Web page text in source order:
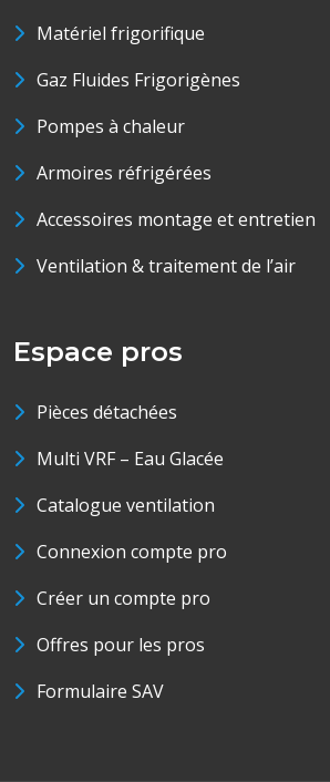
Matériel frigorifique
Gaz Fluides Frigorigènes
Pompes à chaleur
Armoires réfrigérées
Accessoires montage et entretien
Ventilation & traitement de l’air
Espace pros
Pièces détachées
Multi VRF – Eau Glacée
Catalogue ventilation
Connexion compte pro
Créer un compte pro
Offres pour les pros
Formulaire SAV